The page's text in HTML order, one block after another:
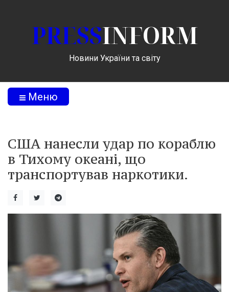
PRESSINFORM
Новини України та світу
Меню
США нанесли удар по кораблю
в Тихому океані, що
транспортував наркотики.